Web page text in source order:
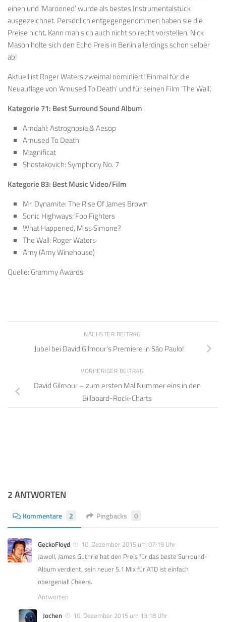
einen und ‘Marooned’ wurde als bestes Instrumentalstück
ausgezeichnet. Persönlich entgegengenommen haben sie die
Preise nicht. Kann man sich auch nicht so recht vorstellen. Nick
Mason holte sich den Echo Preis in Berlin allerdings schon selber
ab!
Aktuell ist Roger Waters zweimal nominiert! Einmal für die
Neuauflage von ‘Amused To Death’ und für seinen Film ‘The Wall’.
Kategorie 71: Best Surround Sound Album
Amdahl: Astrognosia & Aesop
Amused To Death
Magnificat
Shostakovich: Symphony No. 7
Kategorie 83: Best Music Video/Film
Mr. Dynamite: The Rise Of James Brown
Sonic Highways: Foo Fighters
What Happened, Miss Simone?
The Wall: Roger Waters
Amy (Amy Winehouse)
Quelle: Grammy Awards
NÄCHSTER BEITRAG
Jubel bei David Gilmour’s Premiere in São Paulo!
VORHERIGER BEITRAG
David Gilmour – zum ersten Mal Nummer eins in den
Billboard-Rock-Charts
2 ANTWORTEN
Kommentare 2 Pingbacks 0
GeckoFloyd
10. Dezember 2015 um 07:19 Uhr
Jawoll, James Guthrie hat den Preis für das beste Surround-
Album verdient, sein neuer 5.1 Mix für ATD ist einfach
obergenial! Cheers.
Antworten
Jochen
10. Dezember 2015 um 13:18 Uhr